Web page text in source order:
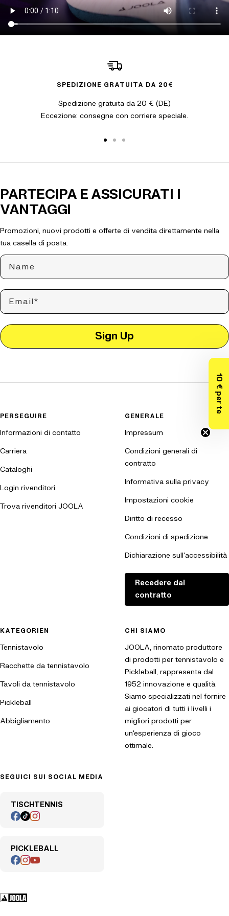
10 € per te
SPEDIZIONE GRATUITA DA 20€
Spedizione gratuita da 20 € (DE)
Eccezione: consegne con corriere speciale.
PARTECIPA E ASSICURATI I
VANTAGGI
Promozioni, nuovi prodotti e offerte di vendita direttamente nella
tua casella di posta.
Name
Email
Sign Up
PERSEGUIRE
Informazioni di contatto
Carriera
Cataloghi
Login rivenditori
Trova rivenditori JOOLA
GENERALE
Impressum
Condizioni generali di
contratto
Informativa sulla privacy
Impostazioni cookie
Diritto di recesso
Condizioni di spedizione
Dichiarazione sull'accessibilità
Recedere dal
contratto
KATEGORIEN
Tennistavolo
Racchette da tennistavolo
Tavoli da tennistavolo
Pickleball
Abbigliamento
CHI SIAMO
JOOLA, rinomato produttore
di prodotti per tennistavolo e
Pickleball, rappresenta dal
1952 innovazione e qualità.
Siamo specializzati nel fornire
ai giocatori di tutti i livelli i
migliori prodotti per
un'esperienza di gioco
ottimale.
SEGUICI SUI SOCIAL MEDIA
TISCHTENNIS
PICKLEBALL